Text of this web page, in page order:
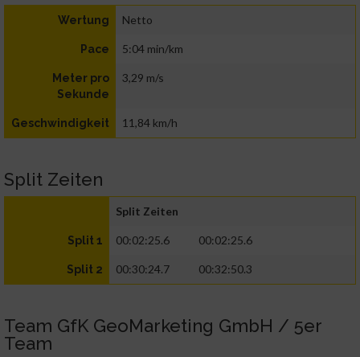
Wertung Netto
Pace 5:04 min/km
Meter pro
Sekunde
3,29 m/s
Geschwindigkeit 11,84 km/h
Split Zeiten
Split Zeiten
Split 1 00:02:25.6 00:02:25.6
Split 2 00:30:24.7 00:32:50.3
Team GfK GeoMarketing GmbH / 5er
Team